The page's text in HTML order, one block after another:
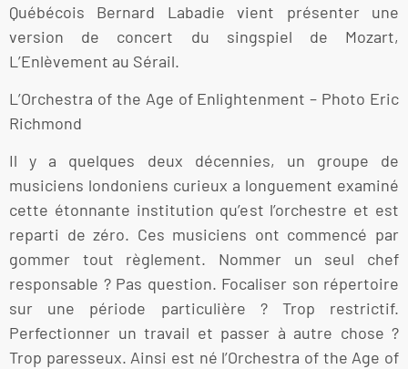
Québécois Bernard Labadie vient présenter une
version de concert du singspiel de Mozart,
L’Enlèvement au Sérail.
L’Orchestra of the Age of Enlightenment – Photo Eric
Richmond
Il y a quelques deux décennies, un groupe de
musiciens londoniens curieux a longuement examiné
cette étonnante institution qu’est l’orchestre et est
reparti de zéro. Ces musiciens ont commencé par
gommer tout règlement. Nommer un seul chef
responsable ? Pas question. Focaliser son répertoire
sur une période particulière ? Trop restrictif.
Perfectionner un travail et passer à autre chose ?
Trop paresseux. Ainsi est né l’Orchestra of the Age of